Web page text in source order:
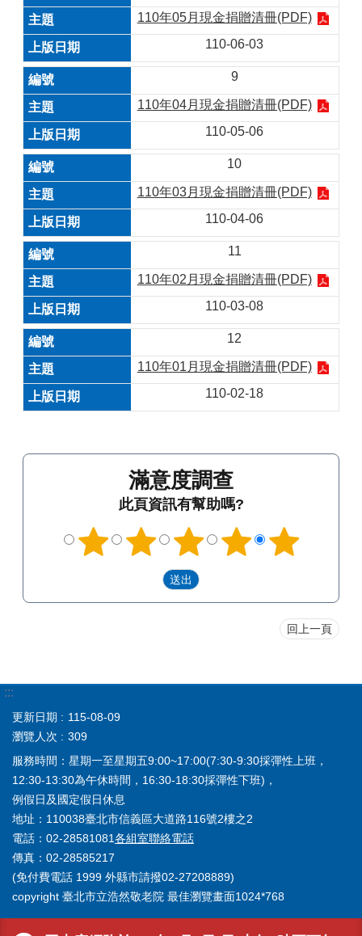
110年05月現金捐贈清冊(PDF)
110-06-03
9
110年04月現金捐贈清冊(PDF)
110-05-06
10
110年03月現金捐贈清冊(PDF)
110-04-06
11
110年02月現金捐贈清冊(PDF)
110-03-08
12
110年01月現金捐贈清冊(PDF)
110-02-18
滿意度調查
此頁資訊有幫助嗎?
回上一頁
:::
更新日期
115-08-09
瀏覽人次
309
服務時間：星期一至星期五9:00~17:00(7:30-9:30採彈性上班，
12:30-13:30為午休時間，16:30-18:30採彈性下班)，
例假日及國定假日休息
地址：110038臺北市信義區大道路116號2樓之2
電話：02-28581081各組室聯絡電話
傳真：02-28585217
(免付費電話 1999 外縣市請撥02-27208889)
copyright 臺北市立浩然敬老院 最佳瀏覽畫面1024*768